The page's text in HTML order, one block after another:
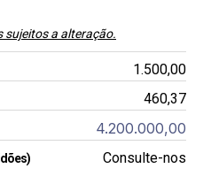
sujeitos a alteração.
1.500,00
460,37
4.200.000,00
Consulte-nos